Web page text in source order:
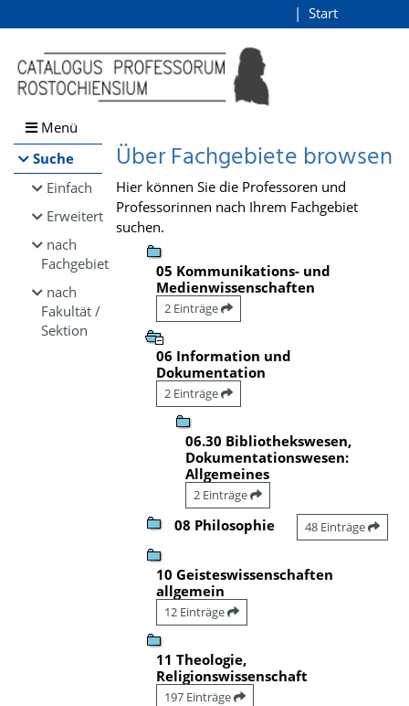
Browsen
direkt zum Inhalt
Start
Menü
Suche
Einfach
Erweitert
nach
Fachgebiet
nach
Fakultät /
Sektion
Über Fachgebiete browsen
Hier können Sie die Professoren und
Professorinnen nach Ihrem Fachgebiet
suchen.
05 Kommunikations- und
Medienwissenschaften
2 Einträge
06 Information und
Dokumentation
2 Einträge
06.30 Bibliothekswesen,
Dokumentationswesen:
Allgemeines
2 Einträge
08 Philosophie 48 Einträge
10 Geisteswissenschaften
allgemein
12 Einträge
11 Theologie,
Religionswissenschaft
197 Einträge